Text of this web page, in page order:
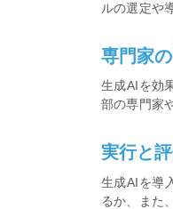
ルの選定や
専門家
生成AIを効
部の専門家
実行と
生成AIを導
るか、また